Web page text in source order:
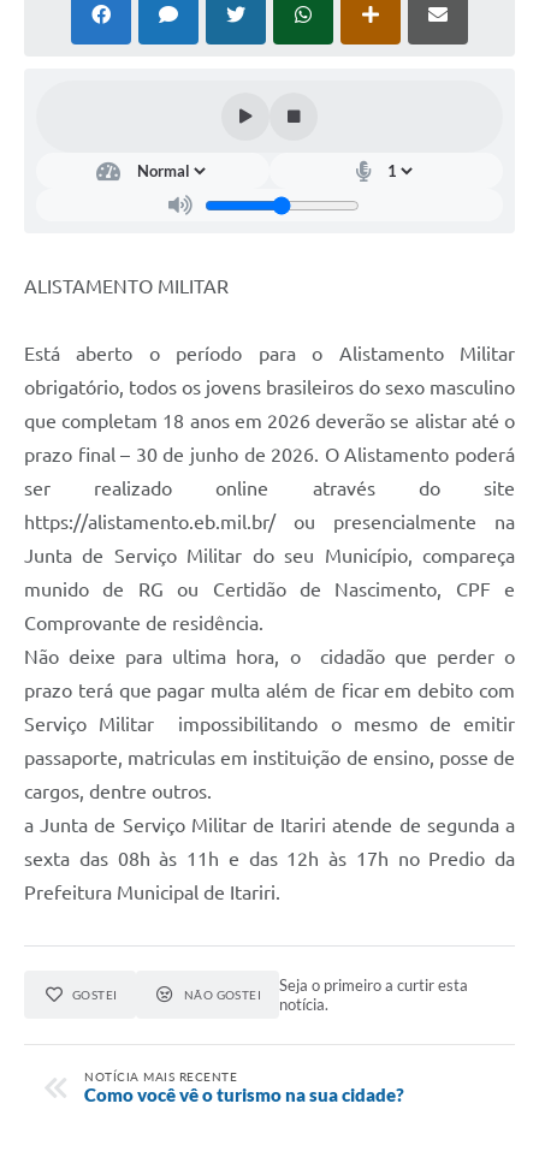
ALISTAMENTO MILITAR
Está aberto o período para o Alistamento Militar
obrigatório, todos os jovens brasileiros do sexo masculino
que completam 18 anos em 2026 deverão se alistar até o
prazo final – 30 de junho de 2026. O Alistamento poderá
ser realizado online através do site
https://alistamento.eb.mil.br/ ou presencialmente na
Junta de Serviço Militar do seu Município, compareça
munido de RG ou Certidão de Nascimento, CPF e
Comprovante de residência.
Não deixe para ultima hora, o cidadão que perder o
prazo terá que pagar multa além de ficar em debito com
Serviço Militar impossibilitando o mesmo de emitir
passaporte, matriculas em instituição de ensino, posse de
cargos, dentre outros.
a Junta de Serviço Militar de Itariri atende de segunda a
sexta das 08h às 11h e das 12h às 17h no Predio da
Prefeitura Municipal de Itariri.
GOSTEI NÃO GOSTEI
Seja o primeiro a curtir esta
notícia.
NOTÍCIA MAIS RECENTE
Como você vê o turismo na sua cidade?